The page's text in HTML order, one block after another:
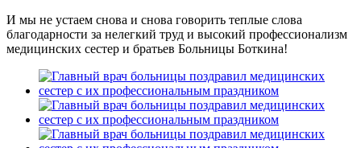
И мы не устаем снова и снова говорить теплые слова
благодарности за нелегкий труд и высокий профессионализм
медицинских сестер и братьев Больницы Боткина!